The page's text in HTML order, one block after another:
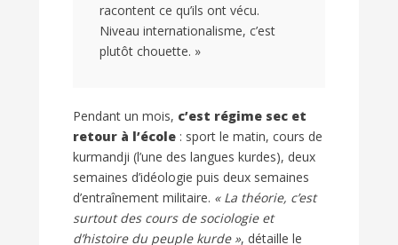
racontent ce qu’ils ont vécu.
Niveau internationalisme, c’est
plutôt chouette. »
Pendant un mois, c’est régime sec et
retour à l’école : sport le matin, cours de
kurmandji (l’une des langues kurdes), deux
semaines d’idéologie puis deux semaines
d’entraînement militaire. « La théorie, c’est
surtout des cours de sociologie et
d’histoire du peuple kurde », détaille le